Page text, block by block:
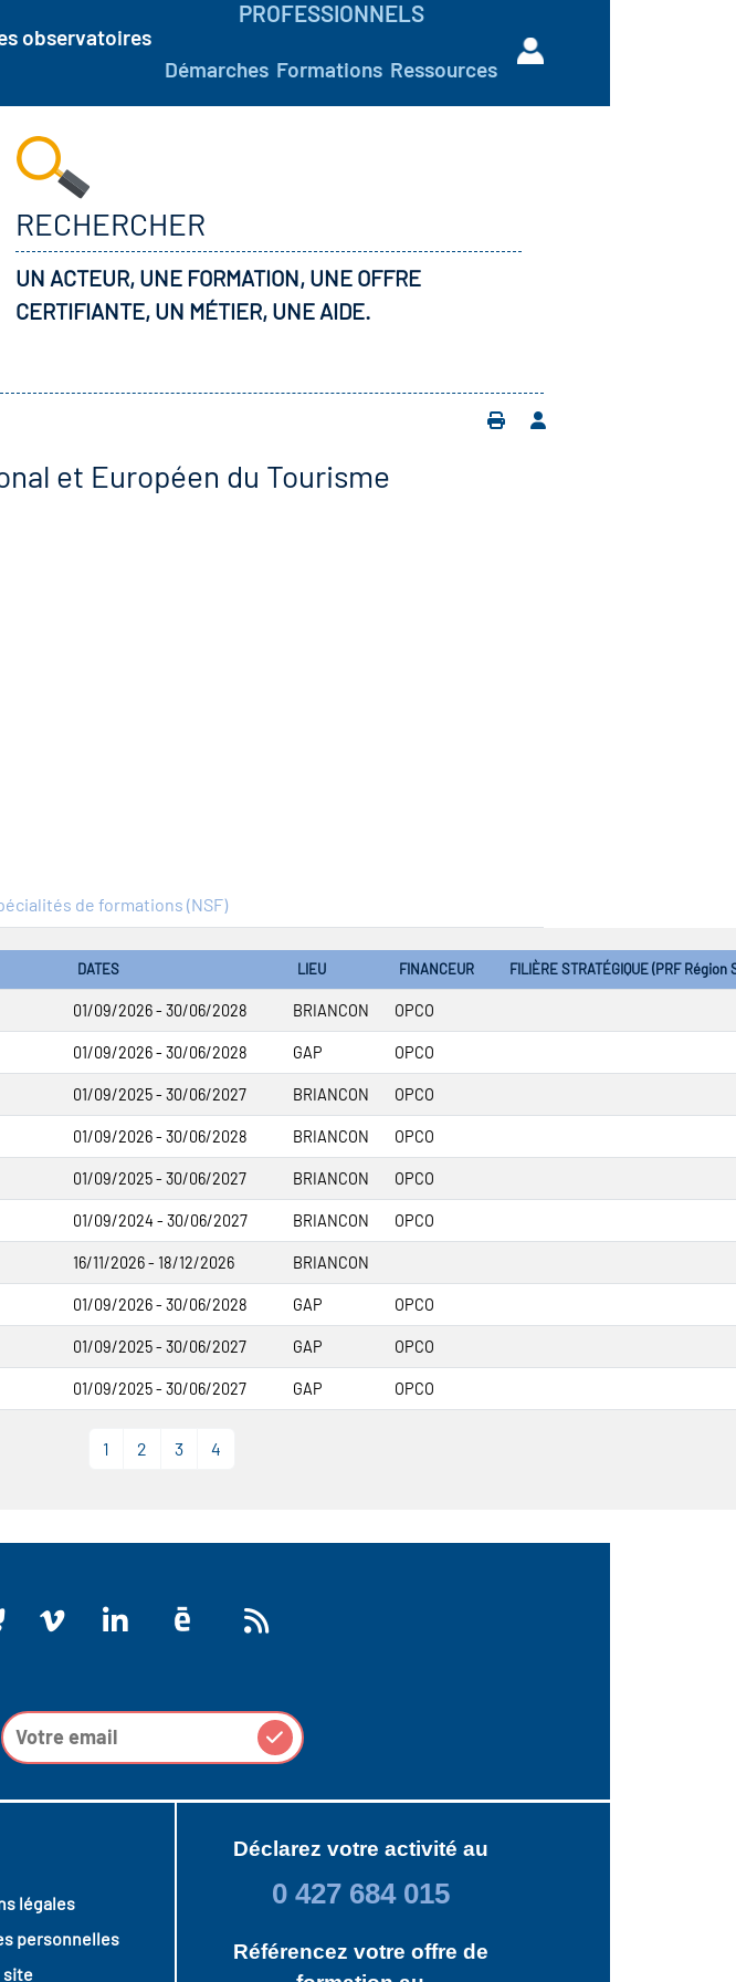
observatoires
PROFESSIONNELS
Démarches Formations Ressources
RECHERCHER
UN ACTEUR, UNE FORMATION, UNE OFFRE
CERTIFIANTE, UN MÉTIER, UNE AIDE.
et Européen du Tourisme
de formations (NSF)
DATES LIEU FINANCEUR FILIÈRE STRATÉGIQUE (PRF Région
01/09/2026 - 30/06/2028 BRIANCON OPCO
01/09/2026 - 30/06/2028 GAP OPCO
01/09/2025 - 30/06/2027 BRIANCON OPCO
01/09/2026 - 30/06/2028 BRIANCON OPCO
01/09/2025 - 30/06/2027 BRIANCON OPCO
01/09/2024 - 30/06/2027 BRIANCON OPCO
16/11/2026 - 18/12/2026 BRIANCON
01/09/2026 - 30/06/2028 GAP OPCO
01/09/2025 - 30/06/2027 GAP OPCO
01/09/2025 - 30/06/2027 GAP OPCO
1 2 3 4
légales
personnelles
site
Déclarez votre activité au
0 427 684 015
Référencez votre offre de